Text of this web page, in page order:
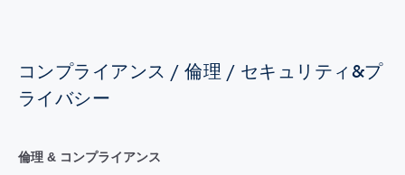
コンプライアンス / 倫理 / セキュリティ&プ
ライバシー
倫理 & コンプライアンス